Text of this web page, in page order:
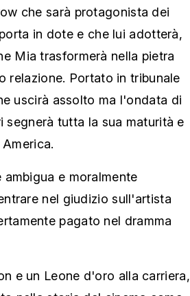
che sarà protagonista dei
in dote e che lui adotterà,
Mia trasformerà nella pietra
relazione. Portato in tribunale
uscirà assolto ma l'ondata di
tutta la sua maturità e
e moralmente
nel giudizio sull'artista
pagato nel dramma
e un Leone d'oro alla carriera,